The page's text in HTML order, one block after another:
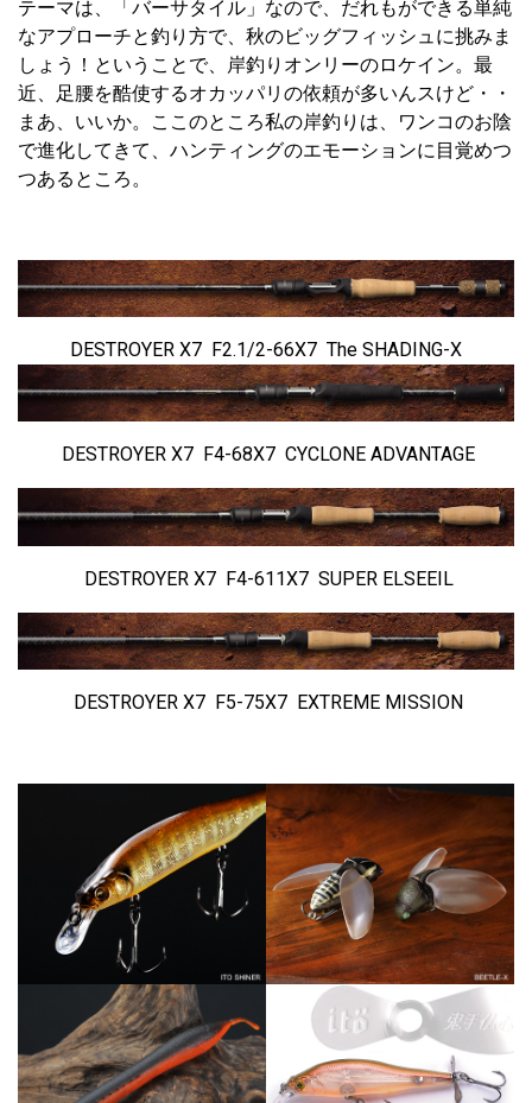
テーマは、「バーサタイル」なので、だれもができる単純
なアプローチと釣り方で、秋のビッグフィッシュに挑みま
しょう！ということで、岸釣りオンリーのロケイン。最
近、足腰を酷使するオカッパリの依頼が多いんスけど・・
まあ、いいか。ここのところ私の岸釣りは、ワンコのお陰
で進化してきて、ハンティングのエモーションに目覚めつ
つあるところ。
DESTROYER X7 F2.1/2-66X7 The SHADING-X
DESTROYER X7 F4-68X7 CYCLONE ADVANTAGE
DESTROYER X7 F4-611X7 SUPER ELSEEIL
DESTROYER X7 F5-75X7 EXTREME MISSION